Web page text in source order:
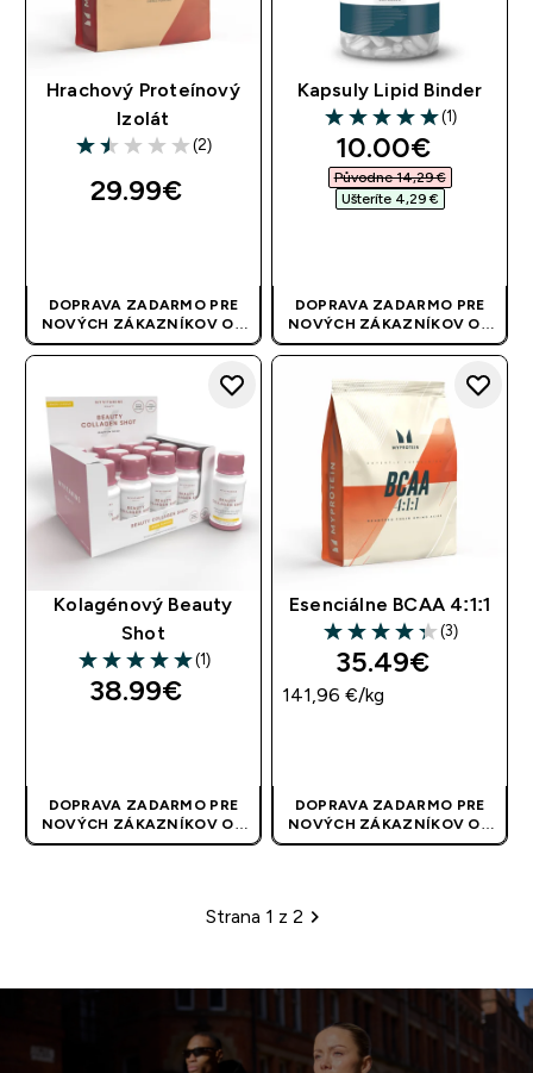
Hrachový Proteínový
Izolát
1.5 out of 5 stars
(2)
29.99€‎
DOPRAVA ZADARMO PRE
NOVÝCH ZÁKAZNÍKOV OD
40 EUR| AKCIA SA APLIKUJE
AUTOMATICKY
Kapsuly Lipid Binder
5 out of 5 stars
(1)
discounted
10.00€‎
Původne 14,29 €‎
Ušteríte 4,29 €‎
DOPRAVA ZADARMO PRE
NOVÝCH ZÁKAZNÍKOV OD
40 EUR| AKCIA SA APLIKUJE
AUTOMATICKY
Kolagénový Beauty
Shot
5 out of 5 stars
(1)
38.99€‎
DOPRAVA ZADARMO PRE
NOVÝCH ZÁKAZNÍKOV OD
40 EUR| AKCIA SA APLIKUJE
Esenciálne BCAA 4:1:1
4.33 out of 5 stars
(3)
35.49€‎
141,96 €‎/kg
DOPRAVA ZADARMO PRE
NOVÝCH ZÁKAZNÍKOV OD
40 EUR| AKCIA SA APLIKUJE
Stránkovanie
Strana 1 z 2